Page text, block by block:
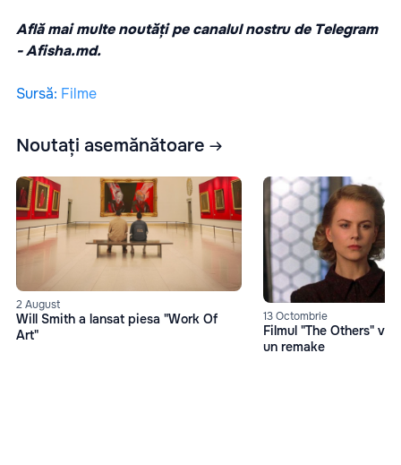
Află mai multe noutăți pe canalul nostru de Telegram
-Afisha.md.
Sursă: Filme
Noutați asemănătoare
2 August
Will Smith a lansat piesa "Work Of
Art"
13 Octombrie
Filmul "The Others" va
un remake